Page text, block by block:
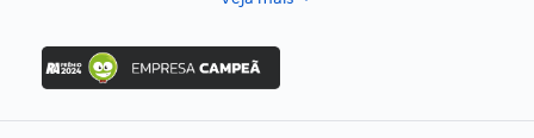
Concurso Nacional Unificado
Concurso Ibama
Concurso MPU
Editais publicados